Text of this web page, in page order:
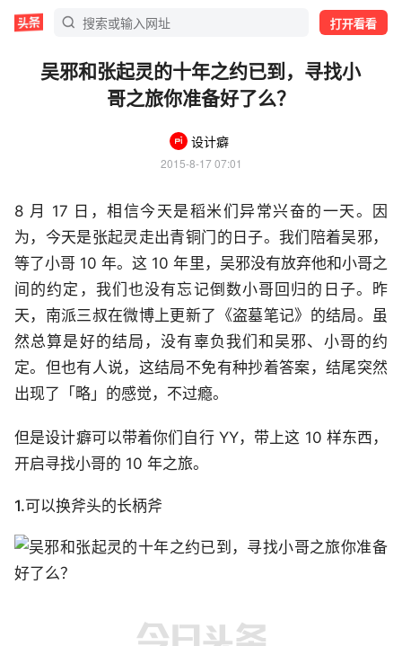
打开看看
吴邪和张起灵的十年之约已到，寻找小
哥之旅你准备好了么？
设计癖
2015-8-17 07:01
8 月 17 日，相信今天是稻米们异常兴奋的一天。因
为，今天是张起灵走出青铜门的日子。我们陪着吴邪，
等了小哥 10 年。这 10 年里，吴邪没有放弃他和小哥之
间的约定，我们也没有忘记倒数小哥回归的日子。昨
天，南派三叔在微博上更新了《盗墓笔记》的结局。虽
然总算是好的结局，没有辜负我们和吴邪、小哥的约
定。但也有人说，这结局不免有种抄着答案，结尾突然
出现了「略」的感觉，不过瘾。
但是设计癖可以带着你们自行 YY，带上这 10 样东西，
开启寻找小哥的 10 年之旅。
1.可以换斧头的长柄斧